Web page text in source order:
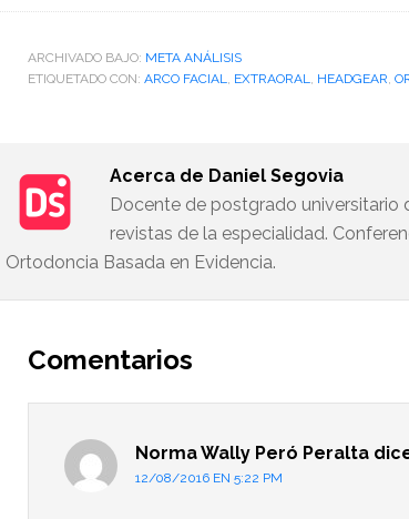
ARCHIVADO BAJO: META ANÁLISIS
ETIQUETADO CON: ARCO FACIAL EXTRAORAL HEADGEAR
Acerca de Daniel Segovia
Docente de postgrado
revistas de la especialidad.
Ortodoncia Basada en Evidencia.
del
lector
Comentarios
Norma Wally Peró Peralta
12/08/2016 EN 5:22 PM